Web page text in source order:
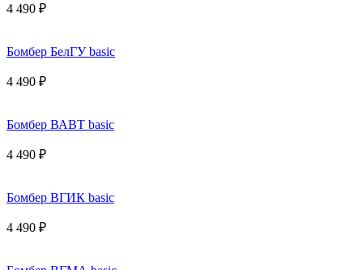
4 490 ₽
Бомбер БелГУ basic
4 490 ₽
Бомбер ВАВТ basic
4 490 ₽
Бомбер ВГИК basic
4 490 ₽